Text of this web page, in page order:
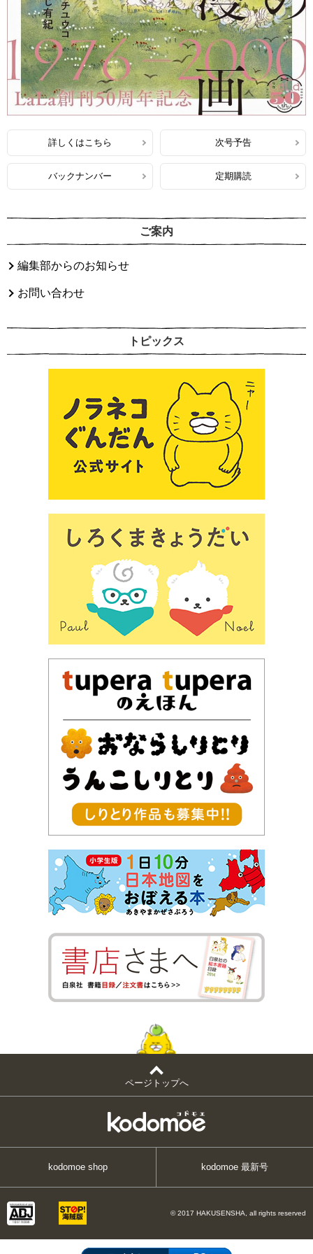
詳しくはこちら 次号予告
バックナンバー 定期購読
ご案内
編集部からのお知らせ
お問い合わせ
トピックス
ページトップへ
kodomoe shop kodomoe 最新号
© 2017 HAKUSENSHA, all rights reserved